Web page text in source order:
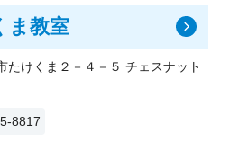
ま教室
たけくま２－４－５ チェスナット
8817